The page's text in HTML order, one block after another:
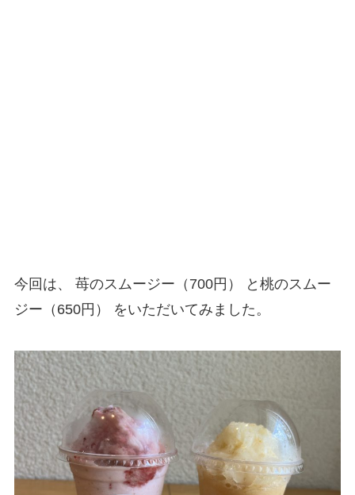
今回は、 苺のスムージー（700円） と桃のスムー
ジー（650円） をいただいてみました。